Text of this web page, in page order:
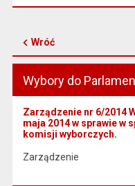
Wróć
Wybory do
Zarządzenie nr 6/2014
maja 2014 w sprawie w
komisji wyborczych.
Zarządzenie